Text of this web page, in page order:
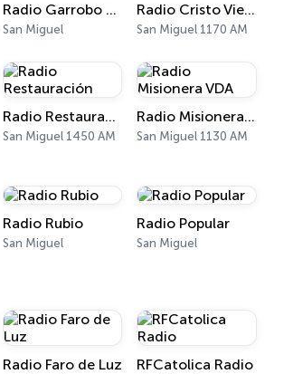
Radio Garrobo El Salvador
San Miguel
Radio Cristo Viene 1170 AM
San Miguel 1170 AM
Radio Restauración
San Miguel 1450 AM
Radio Misionera VDA
San Miguel 1130 AM
Radio Rubio
San Miguel
Radio Popular
San Miguel
Radio Faro de Luz RFCatolica Radio